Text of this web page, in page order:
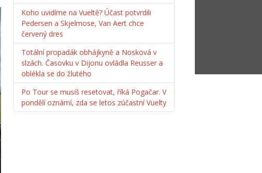
Koho uvidíme na Vueltě? Účast potvrdili
Pedersen a Skjelmose, Van Aert chce
červený dres
Totální propadák obhájkyně a Nosková v
slzách. Časovku v Dijonu ovládla Reusser a
oblékla se do žlutého
Po Tour se musíš resetovat, říká Pogačar. V
pondělí oznámí, zda se letos zúčastní Vuelty